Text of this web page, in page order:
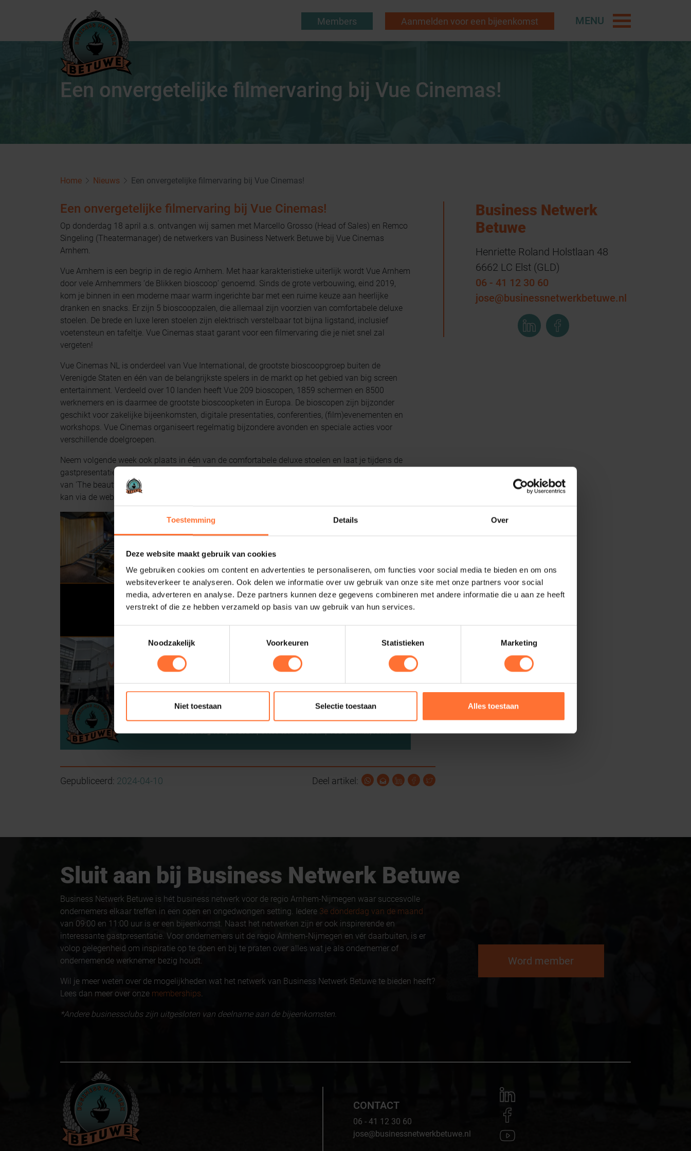
Toestemming Details Over
Deze website maakt gebruik van cookies
We gebruiken cookies om content en advertenties te personaliseren, om functies voor social media te bieden en om ons
websiteverkeer te analyseren. Ook delen we informatie over uw gebruik van onze site met onze partners voor social
media, adverteren en analyse. Deze partners kunnen deze gegevens combineren met andere informatie die u aan ze heeft
verstrekt of die ze hebben verzameld op basis van uw gebruik van hun services.
Noodzakelijk
Voorkeuren Statistieken Marketing
Niet toestaan Selectie toestaan Alles toestaan
Members Aanmelden voor een bijeenkomst MENU
Een onvergetelijke filmervaring bij Vue Cinemas!
Home Nieuws Een onvergetelijke filmervaring bij Vue Cinemas!
Een onvergetelijke filmervaring bij Vue Cinemas!
Op donderdag 18 april a.s. ontvangen wij samen met Marcello Grosso (Head of Sales) en Remco
Singeling (Theatermanager) de netwerkers van Business Netwerk Betuwe bij Vue Cinemas
Arnhem.
Vue Arnhem is een begrip in de regio Arnhem. Met haar karakteristieke uiterlijk wordt Vue Arnhem
door vele Arnhemmers ‘de Blikken bioscoop’ genoemd. Sinds de grote verbouwing, eind 2019,
kom je binnen in een moderne maar warm ingerichte bar met een ruime keuze aan heerlijke
dranken en snacks. Er zijn 5 bioscoopzalen, die allemaal zijn voorzien van comfortabele deluxe
stoelen. De brede en luxe leren stoelen zijn elektrisch verstelbaar tot bijna ligstand, inclusief
voetensteun en tafeltje. Vue Cinemas staat garant voor een filmervaring die je niet snel zal
vergeten!
Vue Cinemas NL is onderdeel van Vue International, de grootste bioscoopgroep buiten de
Verenigde Staten en één van de belangrijkste spelers in de markt op het gebied van big screen
entertainment. Verdeeld over 10 landen heeft Vue 209 bioscopen, 1859 schermen en 8500
werknemers en is daarmee de grootste bioscoopketen in Europa. De bioscopen zijn bijzonder
geschikt voor zakelijke bijeenkomsten, digitale presentaties, conferenties, (film)evenementen en
workshops. Vue Cinemas organiseert regelmatig bijzondere avonden en speciale acties voor
verschillende doelgroepen.
Neem volgende week ook plaats in één van de comfortabele deluxe stoelen en laat je tijdens de
gastpresentatie van onze gastspreker Daanoe - Daan Oude Elferink onderdompelen in de wereld
van 'The beauty of forbidden, decayed and abandoned places'! Aanmelden voor ons evenement
kan via de website van Business Netwerk Betuwe!
Gepubliceerd: 2024-04-10 Deel artikel:
Business Netwerk
Betuwe
Henriette Roland Holstlaan 48
6662 LC Elst (GLD)
06 - 41 12 30 60
jose@businessnetwerkbetuwe.nl
Sluit aan bij Business Netwerk Betuwe
Business Netwerk Betuwe is hét business netwerk voor de regio Arnhem-Nijmegen waar succesvolle
ondernemers elkaar treffen in een open en ongedwongen setting. Iedere 3e donderdag van de maand
van 09:00 en 11:00 uur is er een bijeenkomst. Naast het netwerken zijn er ook inspirerende en
interessante gastpresentatie. Voor ondernemers uit de regio Arnhem-Nijmegen en vér daarbuiten, is er
volop gelegenheid om inspiratie op te doen en bij te praten over alles wat je als ondernemer of
ondernemende werknemer bezig houdt.
Wil je meer weten over de mogelijkheden wat het netwerk van Business Netwerk Betuwe te bieden heeft?
Lees dan meer over onze memberships.
*Andere businessclubs zijn uitgesloten van deelname aan de bijeenkomsten.
Word member
CONTACT
06 - 41 12 30 60
jose@businessnetwerkbetuwe.nl